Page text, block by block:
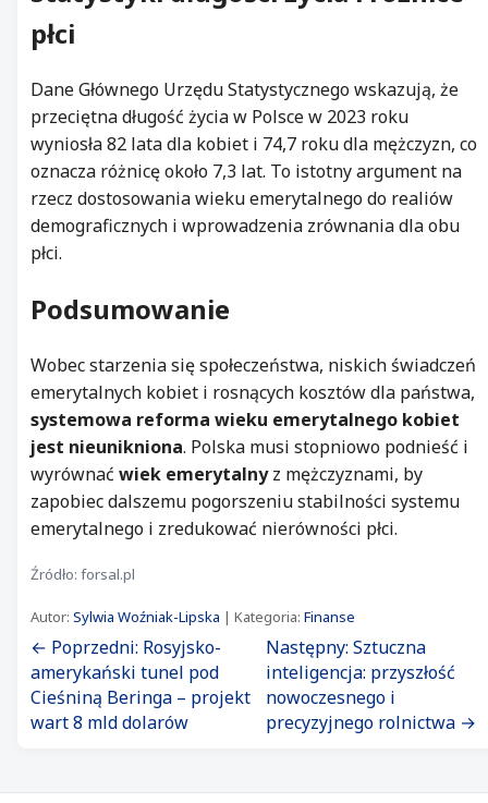
płci
Dane Głównego Urzędu Statystycznego wskazują, że
przeciętna długość życia w Polsce w 2023 roku
wyniosła 82 lata dla kobiet i 74,7 roku dla mężczyzn, co
oznacza różnicę około 7,3 lat. To istotny argument na
rzecz dostosowania wieku emerytalnego do realiów
demograficznych i wprowadzenia zrównania dla obu
płci.
Podsumowanie
Wobec starzenia się społeczeństwa, niskich świadczeń
emerytalnych kobiet i rosnących kosztów dla państwa,
systemowa reforma wieku emerytalnego kobiet
jest nieunikniona. Polska musi stopniowo podnieść i
wyrównać wiek emerytalnyz mężczyznami, by
zapobiec dalszemu pogorszeniu stabilności systemu
emerytalnego i zredukować nierówności płci.
Źródło: forsal.pl
Autor: Sylwia Woźniak-Lipska | Kategoria: Finanse
← Poprzedni: Rosyjsko-
amerykański tunel pod
Cieśniną Beringa – projekt
wart 8 mld dolarów
Następny: Sztuczna
inteligencja: przyszłość
nowoczesnego i
precyzyjnego rolnictwa →